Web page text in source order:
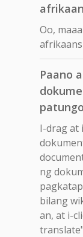
Oo,
Paano
I-drag at
ng
bilang
an, at i-